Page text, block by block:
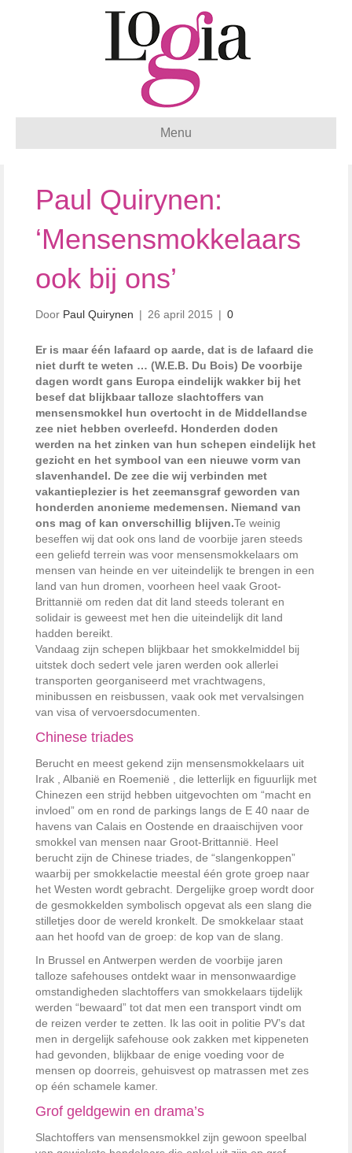
Menu
Paul Quirynen:
‘Mensensmokkelaars
ook bij ons’
Door Paul Quirynen | 26 april 2015 | 0
Er is maar één lafaard op aarde, dat is de lafaard die
niet durft te weten … (W.E.B. Du Bois) De voorbije
dagen wordt gans Europa eindelijk wakker bij het
besef dat blijkbaar talloze slachtoffers van
mensensmokkel hun overtocht in de Middellandse
zee niet hebben overleefd. Honderden doden
werden na het zinken van hun schepen eindelijk het
gezicht en het symbool van een nieuwe vorm van
slavenhandel. De zee die wij verbinden met
vakantieplezier is het zeemansgraf geworden van
honderden anonieme medemensen. Niemand van
ons mag of kan onverschillig blijven.Te weinig
beseffen wij dat ook ons land de voorbije jaren steeds
een geliefd terrein was voor mensensmokkelaars om
mensen van heinde en ver uiteindelijk te brengen in een
land van hun dromen, voorheen heel vaak Groot-
Brittannië om reden dat dit land steeds tolerant en
solidair is geweest met hen die uiteindelijk dit land
hadden bereikt.
Vandaag zijn schepen blijkbaar het smokkelmiddel bij
uitstek doch sedert vele jaren werden ook allerlei
transporten georganiseerd met vrachtwagens,
minibussen en reisbussen, vaak ook met vervalsingen
van visa of vervoersdocumenten.
Chinese triades
Berucht en meest gekend zijn mensensmokkelaars uit
Irak , Albanië en Roemenië , die letterlijk en figuurlijk met
Chinezen een strijd hebben uitgevochten om “macht en
invloed” om en rond de parkings langs de E 40 naar de
havens van Calais en Oostende en draaischijven voor
smokkel van mensen naar Groot-Brittannië. Heel
berucht zijn de Chinese triades, de “slangenkoppen”
waarbij per smokkelactie meestal één grote groep naar
het Westen wordt gebracht. Dergelijke groep wordt door
de gesmokkelden symbolisch opgevat als een slang die
stilletjes door de wereld kronkelt. De smokkelaar staat
aan het hoofd van de groep: de kop van de slang.
In Brussel en Antwerpen werden de voorbije jaren
talloze safehouses ontdekt waar in mensonwaardige
omstandigheden slachtoffers van smokkelaars tijdelijk
werden “bewaard” tot dat men een transport vindt om
de reizen verder te zetten. Ik las ooit in politie PV’s dat
men in dergelijk safehouse ook zakken met kippeneten
had gevonden, blijkbaar de enige voeding voor de
mensen op doorreis, gehuisvest op matrassen met zes
op één schamele kamer.
Grof geldgewin en drama’s
Slachtoffers van mensensmokkel zijn gewoon speelbal